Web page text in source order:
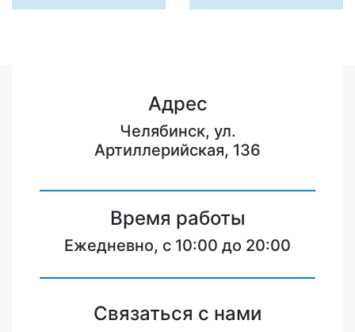
Адрес
Челябинск, ул.
Артиллерийская, 136
Время работы
Ежедневно, с 10:00 до 20:00
Связаться с нами